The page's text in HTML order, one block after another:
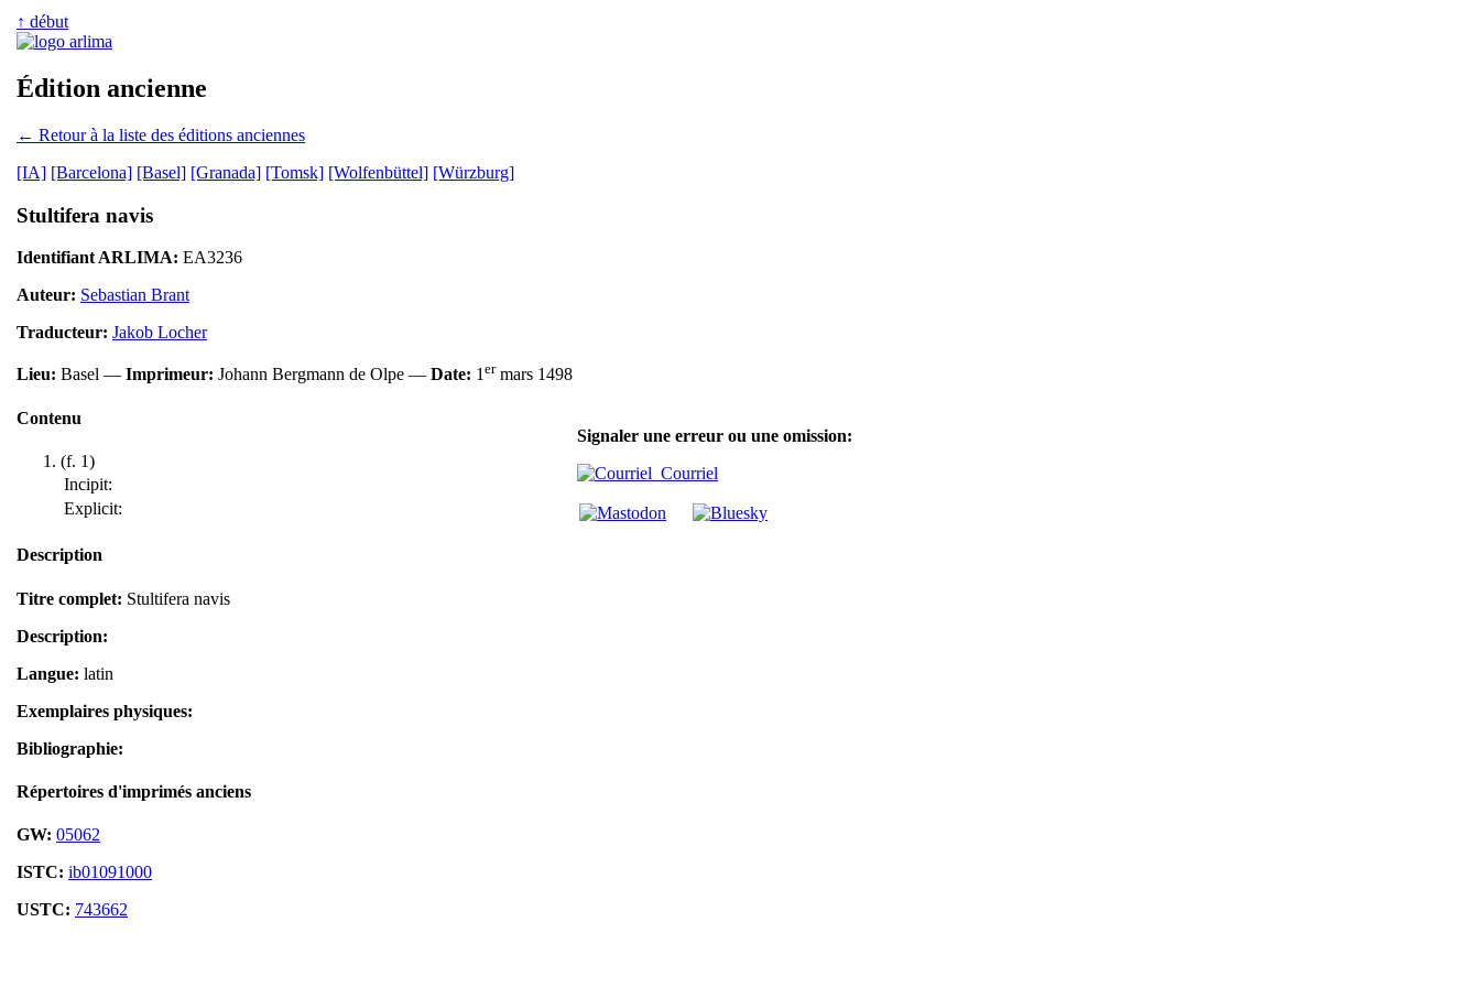
↑ début
Édition ancienne
← Retour à la liste des éditions anciennes
[IA] [Barcelona] [Basel] [Granada] [Tomsk] [Wolfenbüttel] [Würzburg]
Stultifera navis
Identifiant ARLIMA: EA3236
Auteur: Sebastian Brant
Traducteur: Jakob Locher
Lieu: Basel — Imprimeur: Johann Bergmann de Olpe — Date: 1ermars 1498
Contenu
(f. 1)
Incipit:
Explicit:
Description
Titre complet: Stultifera navis
Description:
Langue: latin
Exemplaires physiques:
Bibliographie:
Répertoires d'imprimés anciens
GW: 05062
ISTC: ib01091000
USTC: 743662
Signaler une erreur ou une omission:
Courriel